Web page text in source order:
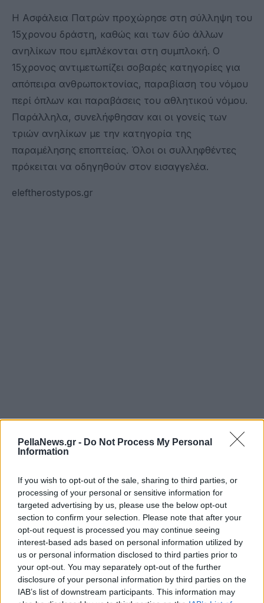
PellaNews.gr - Do Not Process My Personal
Information
If you wish to opt-out of the sale, sharing to third parties, or
processing of your personal or sensitive information for
targeted advertising by us, please use the below opt-out
section to confirm your selection. Please note that after your
opt-out request is processed you may continue seeing
interest-based ads based on personal information utilized by
us or personal information disclosed to third parties prior to
your opt-out. You may separately opt-out of the further
disclosure of your personal information by third parties on the
IAB’s list of downstream participants. This information may
Η Ασφάλεια Πατρών προχώρησε στη σύλληψη του
15χρονου δράστη, καθώς και των δύο άλλων
ανηλίκων που εμπλέκονται στη συμπλοκή. Ο
15χρονος αντιμετωπίζει σοβαρές κατηγορίες για
απόπειρα ανθρωποκτονίας, παραβίαση του νόμου
περί όπλων και παραβάσεις του αθλητικού νόμου.
Παράλληλα, συνελήφθησαν και οι γονείς των
τριών ανηλίκων με την κατηγορία της
παραμέλησης εποπτείας. Όλοι οι συλληφθέντες
πρόκειται να οδηγηθούν στον εισαγγελέα.
eleftherostypos.gr